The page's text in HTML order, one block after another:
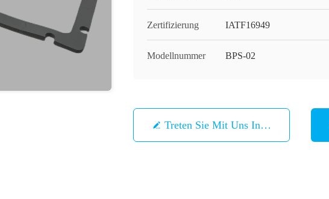
Zertifizierung IATF16949
Modellnummer BPS-02
Treten Sie Mit Uns In Verbindung